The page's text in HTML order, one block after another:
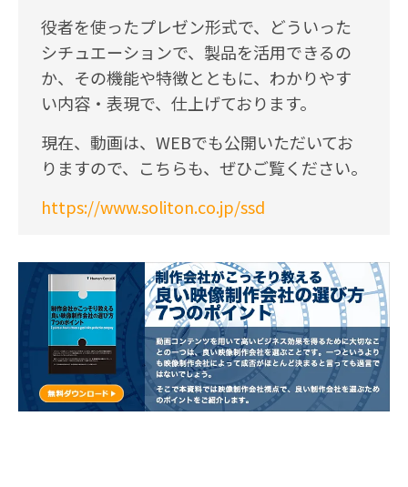
役者を使ったプレゼン形式で、どういった
シチュエーションで、製品を活用できるの
か、その機能や特徴とともに、わかりやす
い内容・表現で、仕上げております。
現在、動画は、WEBでも公開いただいてお
りますので、こちらも、ぜひご覧ください。
https://www.soliton.co.jp/ssd